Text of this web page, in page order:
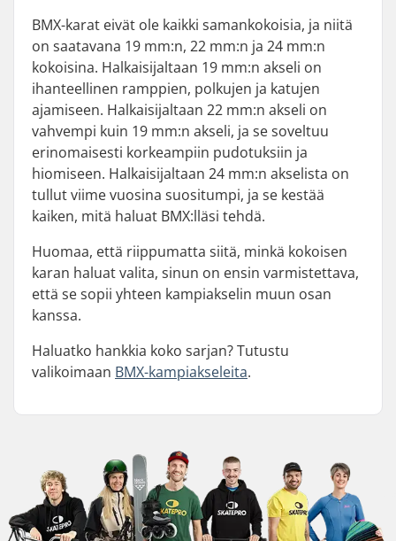
BMX-karat eivät ole kaikki samankokoisia, ja niitä
on saatavana 19 mm:n, 22 mm:n ja 24 mm:n
kokoisina. Halkaisijaltaan 19 mm:n akseli on
ihanteellinen ramppien, polkujen ja katujen
ajamiseen. Halkaisijaltaan 22 mm:n akseli on
vahvempi kuin 19 mm:n akseli, ja se soveltuu
erinomaisesti korkeampiin pudotuksiin ja
hiomiseen. Halkaisijaltaan 24 mm:n akselista on
tullut viime vuosina suositumpi, ja se kestää
kaiken, mitä haluat BMX:lläsi tehdä.
Huomaa, että riippumatta siitä, minkä kokoisen
karan haluat valita, sinun on ensin varmistettava,
että se sopii yhteen kampiakselin muun osan
kanssa.
Haluatko hankkia koko sarjan? Tutustu
valikoimaan BMX-kampiakseleita.